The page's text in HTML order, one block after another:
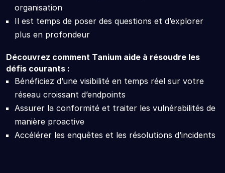
organisation
Il est temps de poser des questions et d’explorer
plus en profondeur
Découvrez comment Tanium aide à résoudre les
défis courants :
Bénéficiez d’une visibilité en temps réel sur votre
réseau croissant d’endpoints
Assurer la conformité et traiter les vulnérabilités de
manière proactive
Accélérer les enquêtes et les résolutions d’incidents